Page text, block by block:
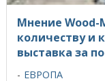
Мнение Wood-
количеству и
выставка за
ЕВРОПА